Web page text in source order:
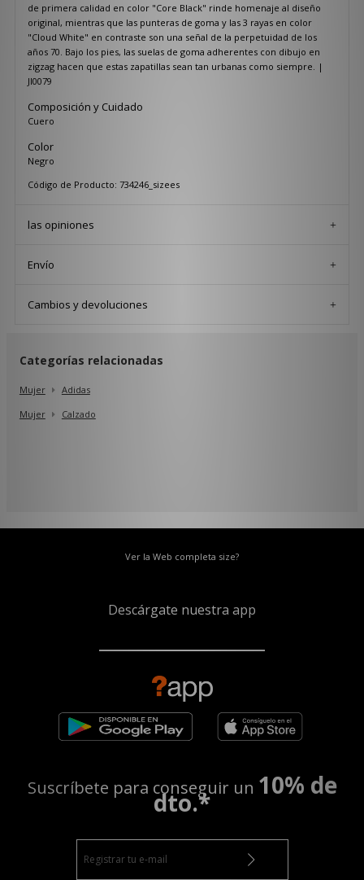
de primera calidad en color "Core Black" rinde homenaje al diseño
original, mientras que las punteras de goma y las 3 rayas en color
"Cloud White" en contraste son una señal de la perpetuidad de los
años 70. Bajo los pies, las suelas de goma adherentes con dibujo en
zigzag hacen que estas zapatillas sean tan urbanas como siempre. |
JI0079
Composición y Cuidado
Cuero
Color
Negro
Código de Producto: 734246_sizees
las opiniones
Envío
Cambios y devoluciones
Categorías relacionadas
Mujer
Adidas
Mujer
Calzado
Ver la Web completa size?
Descárgate nuestra app
Suscríbete para conseguir un 10% de
dto.*